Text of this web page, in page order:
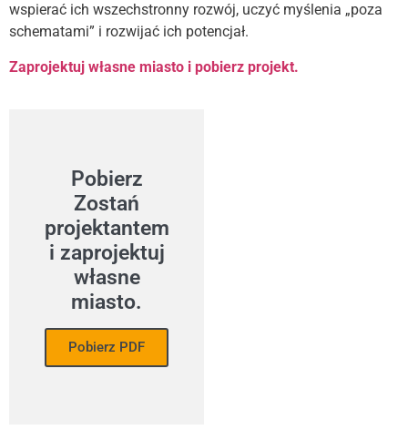
wspierać ich wszechstronny rozwój, uczyć myślenia „poza
schematami” i rozwijać ich potencjał.
Zaprojektuj własne miasto i pobierz projekt.
Pobierz
Zostań
projektantem
i zaprojektuj
własne
miasto.
Pobierz PDF